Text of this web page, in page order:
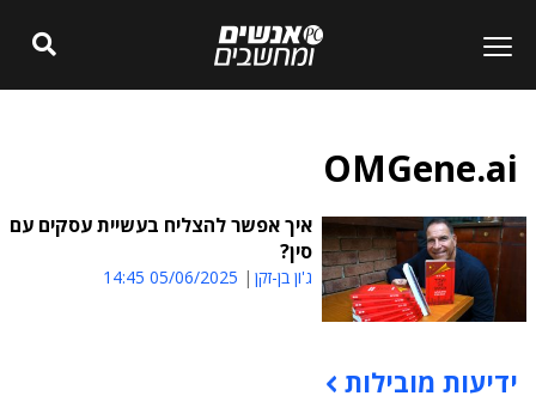
OMGene.ai
איך אפשר להצליח בעשיית עסקים עם
סין?
ג'ון בן-זקן 05/06/2025 14:45
תוכן פרסומי
ידיעות מובילות